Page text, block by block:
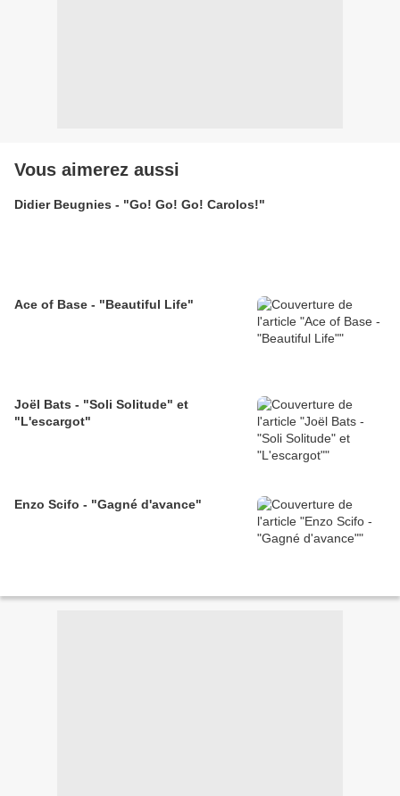
Vous aimerez aussi
Didier Beugnies - "Go! Go! Go! Carolos!"
Ace of Base - "Beautiful Life"
Joël Bats - "Soli Solitude" et
"L'escargot"
Enzo Scifo - "Gagné d'avance"